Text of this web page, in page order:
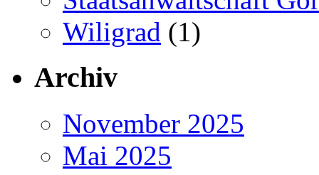
Wiligrad (1)
Archiv
November 2025
Mai 2025